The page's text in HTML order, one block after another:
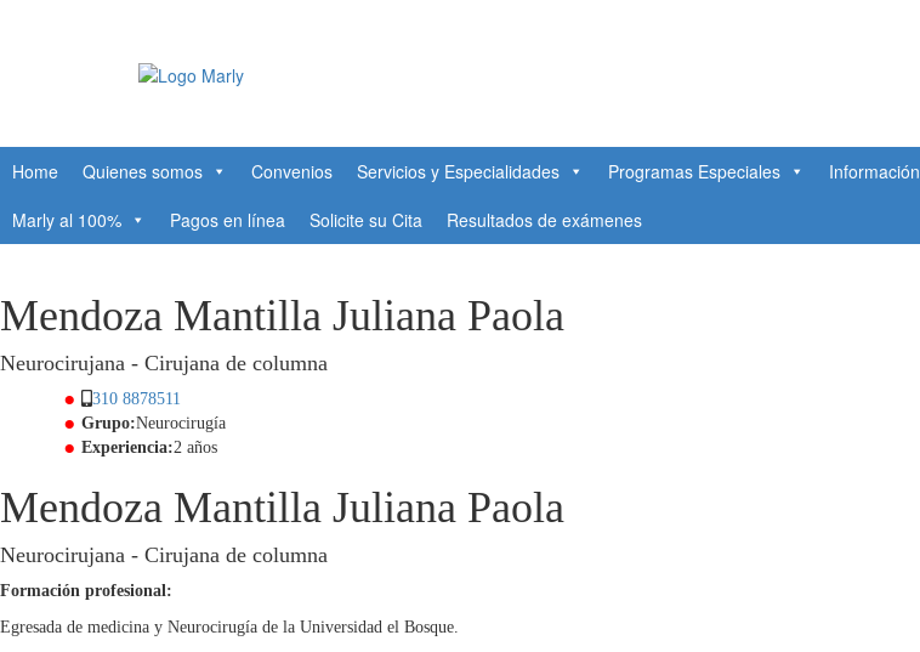
Home Quienes somos Convenios Servicios y Especialidades Programas Especiales Información
Marly al 100%
Pagos en línea Solicite su Cita Resultados de exámenes
Mendoza Mantilla Juliana Paola
Neurocirujana - Cirujana de columna
310 8878511
Grupo:Neurocirugía
Experiencia:2 años
Mendoza Mantilla Juliana Paola
Neurocirujana - Cirujana de columna
Formación profesional:
Egresada de medicina y Neurocirugía de la Universidad el Bosque.